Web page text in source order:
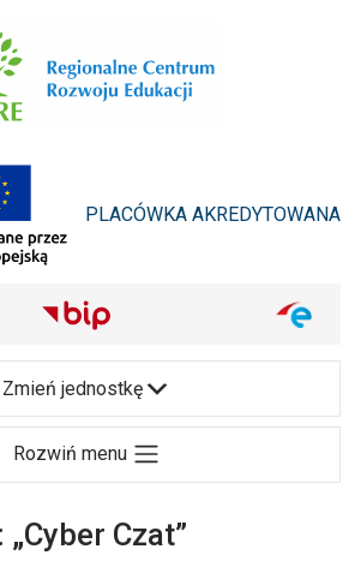
narzędzi
PLACÓWKA AKREDYTOWANA
społecznościowe i inne
Zmień jednostkę
Rozwiń menu
Czat”